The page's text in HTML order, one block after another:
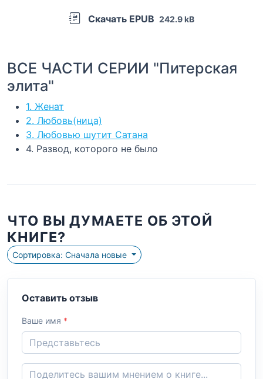
Скачать EPUB 242.9 kB
ВСЕ ЧАСТИ СЕРИИ "Питерская
элита"
1. Женат
2. Любовь(ница)
3. Любовью шутит Сатана
4. Развод, которого не было
ЧТО ВЫ ДУМАЕТЕ ОБ ЭТОЙ
КНИГЕ?
Сортировка: Сначала новые
Оставить отзыв
Ваше имя *